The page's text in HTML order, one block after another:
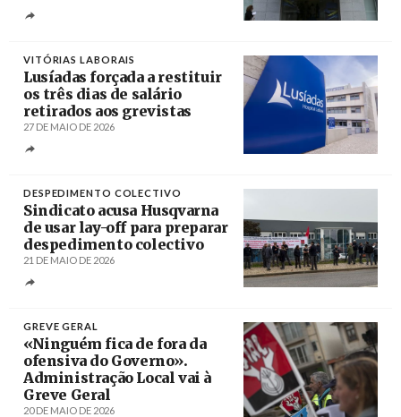
VITÓRIAS LABORAIS
Lusíadas forçada a restituir
os três dias de salário
retirados aos grevistas
27 DE MAIO DE 2026
DESPEDIMENTO COLECTIVO
Sindicato acusa Husqvarna
de usar lay-off para preparar
despedimento colectivo
21 DE MAIO DE 2026
GREVE GERAL
«Ninguém fica de fora da
ofensiva do Governo».
Administração Local vai à
Greve Geral
20 DE MAIO DE 2026